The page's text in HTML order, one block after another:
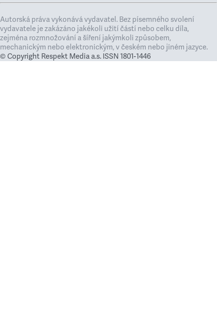
Autorská práva vykonává vydavatel. Bez písemného svolení
vydavatele je zakázáno jakékoli užití částí nebo celku díla,
zejména rozmnožování a šíření jakýmkoli způsobem,
mechanickým nebo elektronickým, v českém nebo jiném jazyce.
© Copyright Respekt Media a.s. ISSN 1801-1446